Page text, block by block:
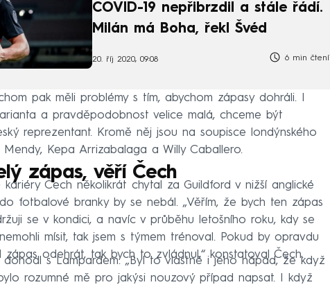
COVID-19 nepřibrzdil a stále řádí.
Milán má Boha, řekl Švéd
20. říj 2020, 09:08 6 min čtení
pak měli problémy s tím, abychom zápasy dohráli. I
a pravděpodobnost velice malá, chceme být
reprezentant. Kromě něj jsou na soupisce londýnského
Kepa Arrizabalaga a Willy Caballero.
zápas, věří Čech
Čech několikrát chytal za Guildford v nižší anglické
fotbalové branky by se nebál. „Věřím, že bych ten zápas
se v kondici, a navíc v průběhu letošního roku, kdy se
mísit, tak jsem s týmem trénoval. Pokud by opravdu
odehrát, tak bych to zvládnul,“ konstatoval Čech.
s Lampardem. „Byl to vlastně i jeho nápad, že když
rozumné mě pro jakýsi nouzový případ napsat. I když